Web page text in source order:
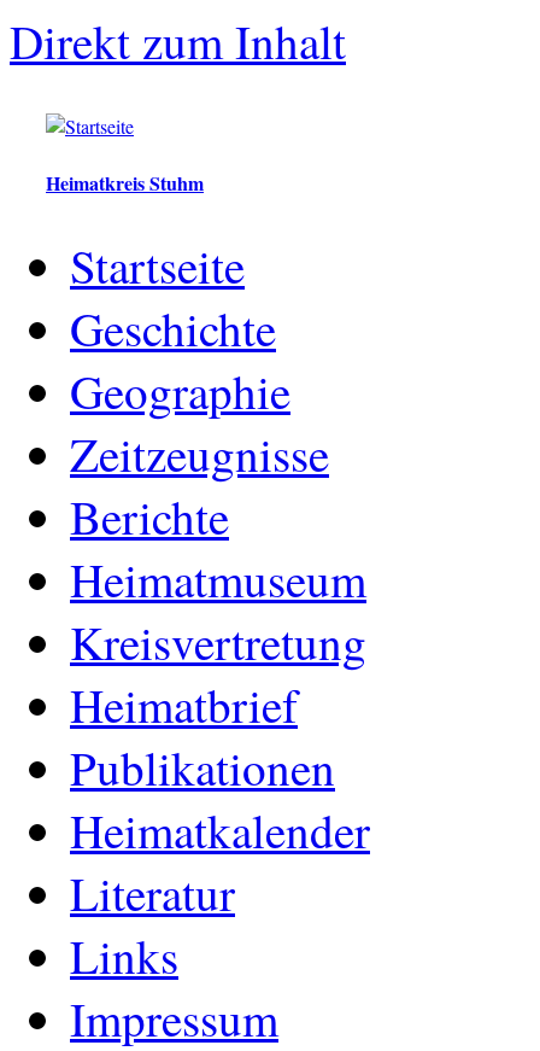
Direkt zum Inhalt
Heimatkreis Stuhm
Startseite
Geschichte
Geographie
Zeitzeugnisse
Berichte
Heimatmuseum
Kreisvertretung
Heimatbrief
Publikationen
Heimatkalender
Literatur
Links
Impressum